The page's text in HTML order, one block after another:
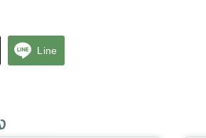
Line